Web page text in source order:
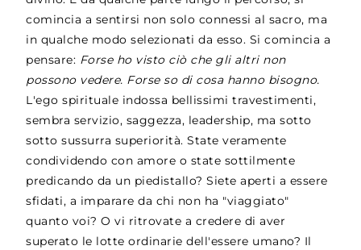
comincia a sentirsi non solo connessi al sacro, ma
in qualche modo selezionati da esso. Si comincia a
pensare: Forse ho visto ciò che gli altri non
possono vedere. Forse so di cosa hanno bisogno.
L'ego spirituale indossa bellissimi travestimenti,
sembra servizio, saggezza, leadership, ma sotto
sotto sussurra superiorità. State veramente
condividendo con amore o state sottilmente
predicando da un piedistallo? Siete aperti a essere
sfidati, a imparare da chi non ha "viaggiato"
quanto voi? O vi ritrovate a credere di aver
superato le lotte ordinarie dell'essere umano? Il